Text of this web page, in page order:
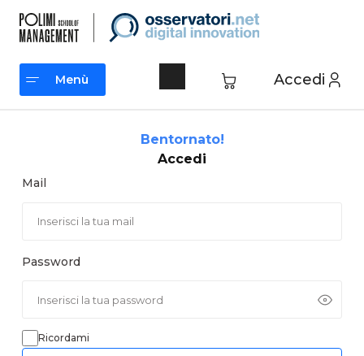
contenuto
Accedi
Menù
Bentornato!
Accedi
Mail
Password
Ricordami